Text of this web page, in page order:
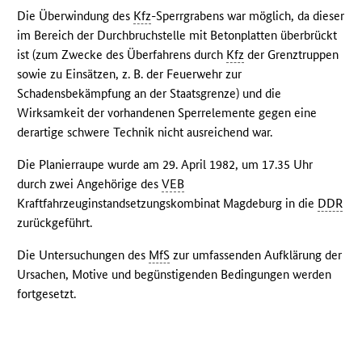
Die Überwindung des Kfz-Sperrgrabens war möglich, da dieser
im Bereich der Durchbruchstelle mit Betonplatten überbrückt
ist (zum Zwecke des Überfahrens durch Kfz der Grenztruppen
sowie zu Einsätzen, z. B. der Feuerwehr zur
Schadensbekämpfung an der Staatsgrenze) und die
Wirksamkeit der vorhandenen Sperrelemente gegen eine
derartige schwere Technik nicht ausreichend war.
Die Planierraupe wurde am 29. April 1982, um 17.35 Uhr
durch zwei Angehörige desVEB
Kraftfahrzeuginstandsetzungskombinat Magdeburg in die DDR
zurückgeführt.
Die Untersuchungen des MfS zur umfassenden Aufklärung der
Ursachen, Motive und begünstigenden Bedingungen werden
fortgesetzt.